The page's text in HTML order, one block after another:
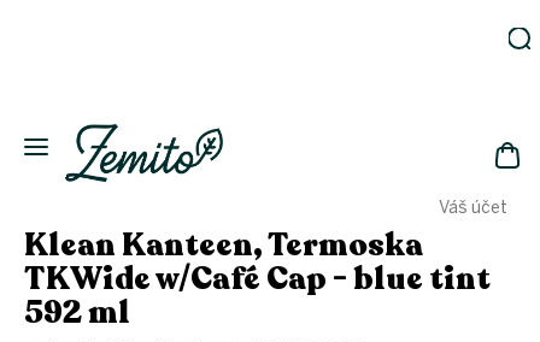
Váš účet
Eko
domácnost
Kosmetika
Eko
láhve
Akce
Klean Kanteen, Termoska
TKWide w/Café Cap - blue tint
592 ml